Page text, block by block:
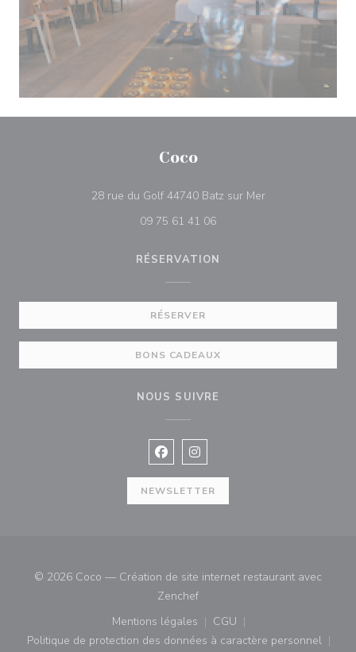
Coco
28 rue du Golf 44740 Batz sur Mer((ouvre une
09 75 61 41 06
RÉSERVATION
RÉSERVER
BONS CADEAUX
NOUS SUIVRE
Facebook ((ouvre une nouvelle
Instagram ((ouvre une
NEWSLETTER
© 2026 Coco — Création de site internet restaurant avec
Zenchef((ouvre une nouvelle fenêtre))
Mentions légales
((ouvre une nouvelle fenêtre))
CGU
((ouvre une nouvelle
Politique de protection des données à caractère personnel
((ouvre une nouvelle fenêtre))